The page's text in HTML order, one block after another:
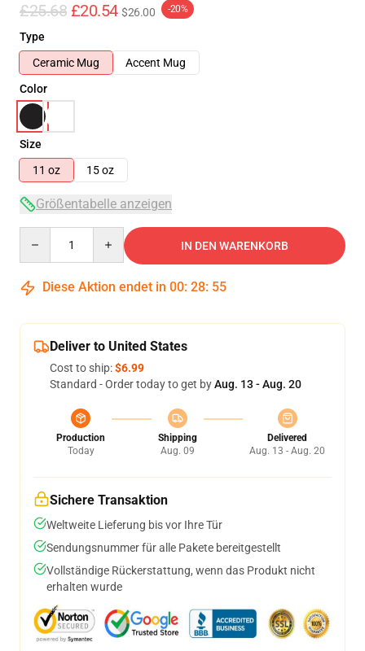
£25.68 £20.54 $26.00 -20%
Type
Ceramic Mug
Accent Mug
Color
Size
11 oz
15 oz
Größentabelle anzeigen
IN DEN WARENKORB
Diese Aktion endet in 00: 28: 54
Deliver to United States
Cost to ship:$6.99
Standard - Order today to get byAug. 13 - Aug. 20
Production
Today
Shipping
Aug. 09
Delivered
Aug. 13 - Aug. 20
Sichere Transaktion
Weltweite Lieferung bis vor Ihre Tür
Sendungsnummer für alle Pakete bereitgestellt
Vollständige Rückerstattung, wenn das Produkt nicht
erhalten wurde